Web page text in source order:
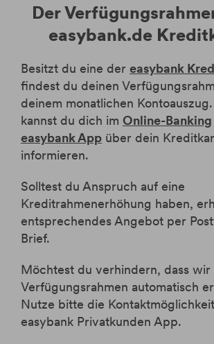
Der
easybank.de
Besitzt du eine der easybank
findest du deinen
deinem monatlichen
kannst du dich im Online-Banking
easybank App über dein
informieren.
Solltest du Anspruch auf eine
Kreditrahmenerhöhung haben,
entsprechendes Angebot per
Brief.
Möchtest du verhindern, dass wir
Verfügungsrahmen automatisch
Nutze bitte die
easybank Privatkunden App.